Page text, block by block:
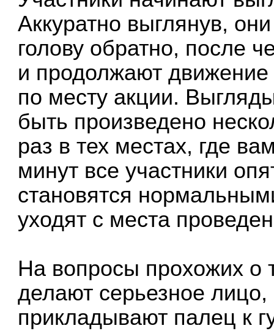
Аккуратно выглянув,
голову обратно, после
и продолжают движение
по месту акции.
быть произведено
раз в тех местах, где
минут все участники
становятся
уходят с места
На вопросы прохожих о
делают серьезное лицо,
прикладывают палец к